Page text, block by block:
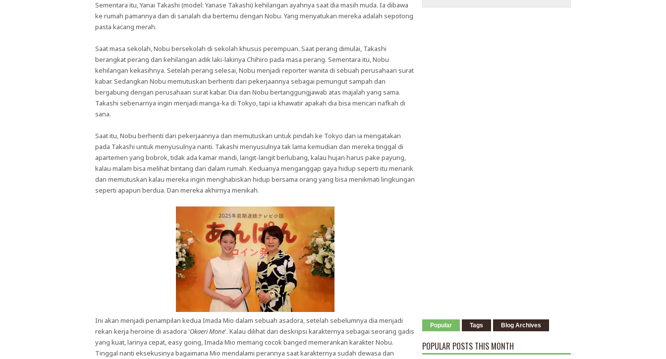
Sementara itu, Yanai Takashi (model: Yanase Takashi) kehilangan ayahnya saat dia masih muda. Ia dibawa
ke rumah pamannya dan di sanalah dia bertemu dengan Nobu. Yang menyatukan mereka adalah sepotong
pasta kacang merah.
Saat masa sekolah, Nobu bersekolah di sekolah khusus perempuan. Saat perang dimulai, Takashi
berangkat perang dan kehilangan adik laki-lakinya Chihiro pada masa perang. Sementara itu, Nobu
kehilangan kekasihnya. Setelah perang selesai, Nobu menjadi reporter wanita di sebuah perusahaan surat
kabar. Sedangkan Nobu memutuskan berhenti dari pekerjaannya sebagai pemungut sampah dan
bergabung dengan perusahaan surat kabar. Dia dan Nobu bertanggungjawab atas majalah yang sama.
Takashi sebenarnya ingin menjadi manga-ka di Tokyo, tapi ia khawatir apakah dia bisa mencari nafkah di
sana.
Saat itu, Nobu berhenti dari pekerjaannya dan memutuskan untuk pindah ke Tokyo dan ia mengatakan
pada Takashi untuk menyusulnya nanti. Takashi menyusulnya tak lama kemudian dan mereka tinggal di
apartemen yang bobrok, tidak ada kamar mandi, langit-langit berlubang, kalau hujan harus pake payung,
kalau malam bisa melihat bintang dari dalam rumah. Keduanya menganggap gaya hidup seperti itu menarik
dan memutuskan kalau mereka ingin menghabiskan hidup bersama orang yang bisa menikmati lingkungan
seperti apapun berdua. Dan mereka akhirnya menikah.
Ini akan menjadi penampilan kedua Imada Mio dalam sebuah asadora, setelah sebelumnya dia menjadi
rekan kerja heroine di asadora 'Okaeri Mone'. Kalau dilihat dari deskripsi karakternya sebagai seorang gadis
yang kuat, larinya cepat, easy going, Imada Mio memang cocok banged memerankan karakter Nobu.
Tinggal nanti eksekusinya bagaimana Mio mendalami perannya saat karakternya sudah dewasa dan
Popular Tags Blog Archives
POPULAR POSTS THIS MONTH